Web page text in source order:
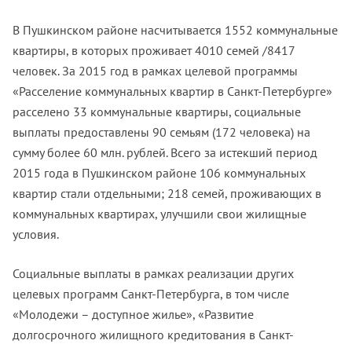
В Пушкинском районе насчитывается 1552 коммунальные
квартиры, в которых проживает 4010 семей /8417
человек. За 2015 год в рамках целевой программы
«Расселение коммунальных квартир в Санкт-Петербурге»
расселено 33 коммунальные квартиры, социальные
выплаты предоставлены 90 семьям (172 человека) на
сумму более 60 млн. рублей. Всего за истекший период
2015 года в Пушкинском районе 106 коммунальных
квартир стали отдельными; 218 семей, проживающих в
коммунальных квартирах, улучшили свои жилищные
условия.
Социальные выплаты в рамках реализации других
целевых программ Санкт-Петербурга, в том числе
«Молодежи – доступное жилье», «Развитие
долгосрочного жилищного кредитования в Санкт-